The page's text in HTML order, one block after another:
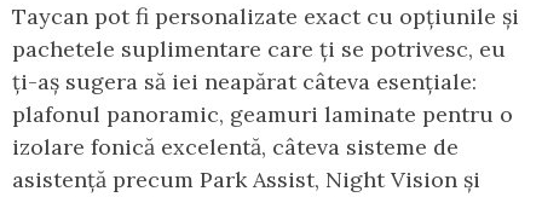
Taycan pot fi personalizate exact cu opțiunile și
pachetele suplimentare care ți se potrivesc, eu
ți-aș sugera să iei neapărat câteva esențiale:
plafonul panoramic, geamuri laminate pentru o
izolare fonică excelentă, câteva sisteme de
asistență precum Park Assist, Night Vision și